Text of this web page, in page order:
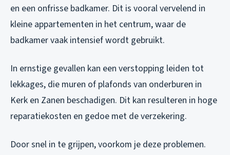
en een onfrisse badkamer. Dit is vooral vervelend in
kleine appartementen in het centrum, waar de
badkamer vaak intensief wordt gebruikt.
In ernstige gevallen kan een verstopping leiden tot
lekkages, die muren of plafonds van onderburen in
Kerk en Zanen beschadigen. Dit kan resulteren in hoge
reparatiekosten en gedoe met de verzekering.
Door snel in te grijpen, voorkom je deze problemen.